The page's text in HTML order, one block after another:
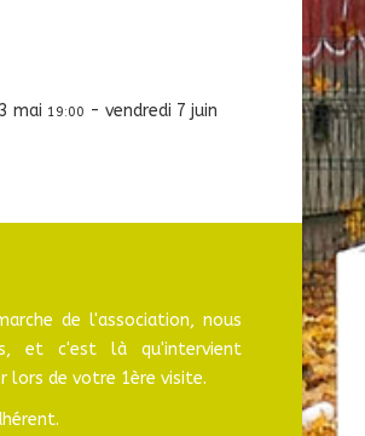
mai 19:00 - vendredi 7 juin
de l'association, nous
et c'est là qu'intervient
lors de votre 1ère visite.